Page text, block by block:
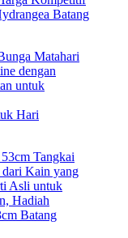
Batang
Hari
Batang